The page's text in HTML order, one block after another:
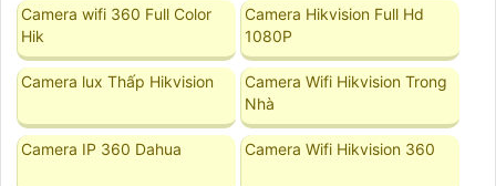
Camera wifi 360 Full Color
Hik
Camera Hikvision Full Hd
1080P
Camera lux Thấp Hikvision
Camera Wifi Hikvision Trong
Nhà
Camera IP 360 Dahua Camera Wifi Hikvision 360